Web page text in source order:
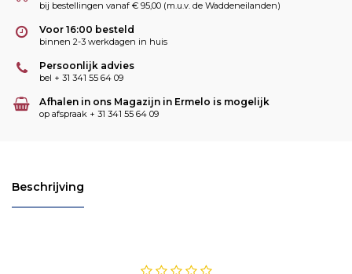
bij bestellingen vanaf € 95,00 (m.u.v. de Waddeneilanden)
Voor 16:00 besteld
binnen 2-3 werkdagen in huis
Persoonlijk advies
bel + 31 341 55 64 09
Afhalen in ons Magazijn in Ermelo is mogelijk
op afspraak + 31 341 55 64 09
Beschrijving